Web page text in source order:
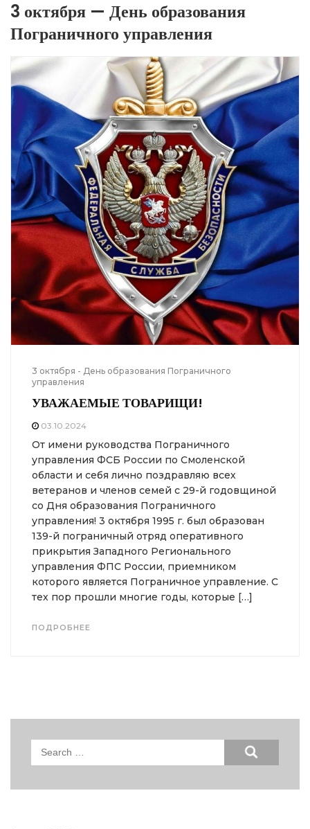
3 октября — День образования
Пограничного управления
3 октября - День образования Пограничного
управления
УВАЖАЕМЫЕ ТОВАРИЩИ!
03.10.2024
От имени руководства Пограничного
управления ФСБ России по Смоленской
области и себя лично поздравляю всех
ветеранов и членов семей с 29-й годовщиной
со Дня образования Пограничного
управления! 3 октября 1995 г. был образован
139-й пограничный отряд оперативного
прикрытия Западного Регионального
управления ФПС России, приемником
которого является Пограничное управление. С
тех пор прошли многие годы, которые […]
ПОДРОБНЕЕ
Search